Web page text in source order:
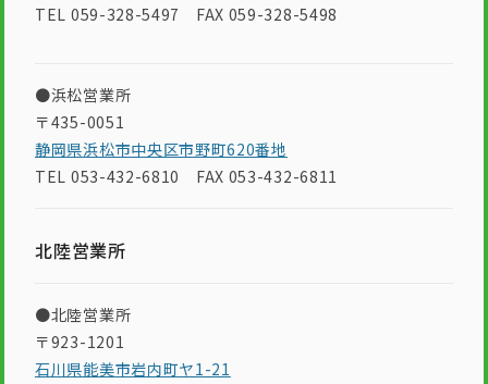
TEL 059-328-5497 FAX 059-328-5498
●浜松営業所
〒435-0051
静岡県浜松市中央区市野町620番地
TEL 053-432-6810 FAX 053-432-6811
北陸営業所
●北陸営業所
〒923-1201
石川県能美市岩内町ヤ1-21